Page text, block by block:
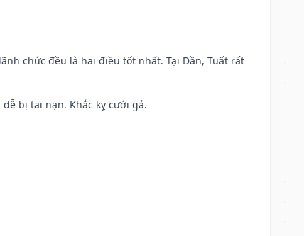
chức đều là hai điều tốt nhất. Tại Dần, Tuất rất
bị tai nạn. Khắc kỵ cưới gả.